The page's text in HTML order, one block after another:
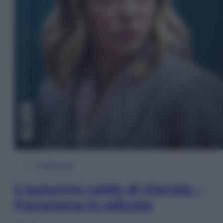
L’autunno caldo di Giorgia –